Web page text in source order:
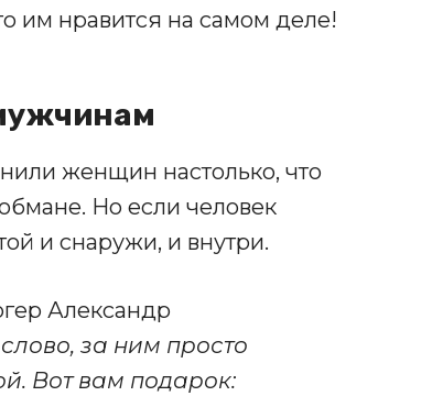
им нравится на самом деле!
женщин настолько, что
Но если человек
и снаружи, и внутри.
Александр
за ним просто
Вот вам подарок: